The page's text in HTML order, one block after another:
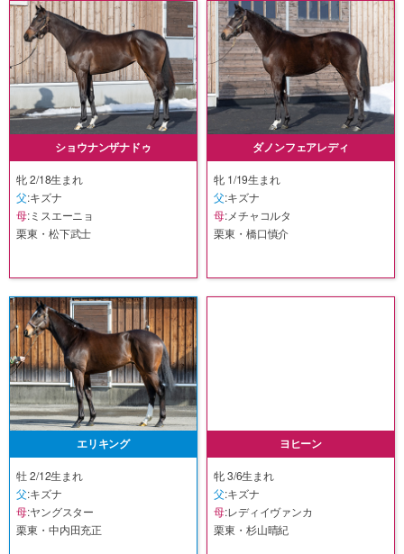
ショウナンザナドゥ
牝 2/18生まれ
父:キズナ
母:ミスエーニョ
栗東・松下武士
ダノンフェアレディ
牝 1/19生まれ
父:キズナ
母:メチャコルタ
栗東・橋口慎介
エリキング
牡 2/12生まれ
父:キズナ
母:ヤングスター
栗東・中内田充正
ヨヒーン
牝 3/6生まれ
父:キズナ
母:レディイヴァンカ
栗東・杉山晴紀